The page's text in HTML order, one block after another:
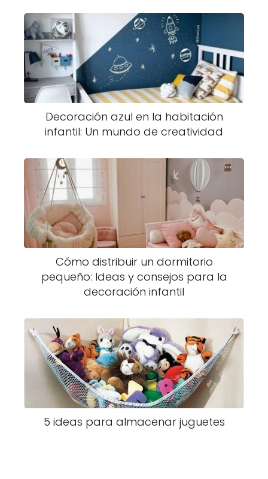
Decoración azul en la habitación
infantil: Un mundo de creatividad
Cómo distribuir un dormitorio
pequeño: Ideas y consejos para la
decoración infantil
5 ideas para almacenar juguetes